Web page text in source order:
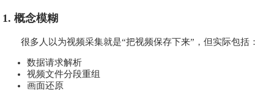
1. 概念模糊
很多人以为视频采集就是“把视频保存下来”，但实际包括：
数据请求解析
视频文件分段重组
画面还原